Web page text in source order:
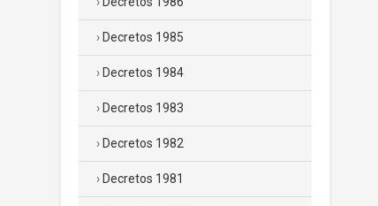
Decretos 1985
Decretos 1984
Decretos 1983
Decretos 1982
Decretos 1981